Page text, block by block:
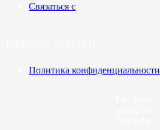
Связаться с
Политика конфиденциальности